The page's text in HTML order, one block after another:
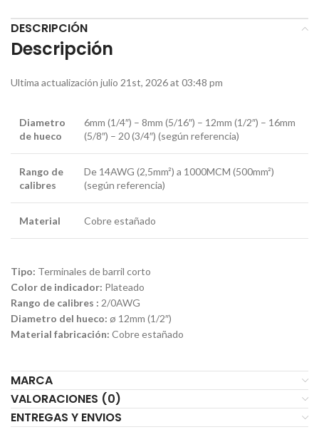
DESCRIPCIÓN
Descripción
Ultima actualización julio 21st, 2026 at 03:48 pm
Diametro
de hueco
6mm (1/4″) – 8mm (5/16″) – 12mm (1/2″) – 16mm
(5/8″) – 20 (3/4″) (según referencia)
Rango de
calibres
De 14AWG (2,5mm²) a 1000MCM (500mm²)
(según referencia)
Material Cobre estañado
Tipo: Terminales de barril corto
Color de indicador: Plateado
Rango de calibres : 2/0AWG
Diametro del hueco: ø 12mm (1/2″)
Material fabricación: Cobre estañado
MARCA
VALORACIONES (0)
ENTREGAS Y ENVIOS